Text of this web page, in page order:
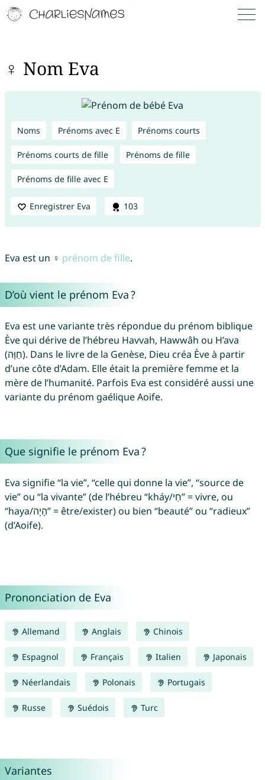
♀ Nom Eva
Noms Prénoms avec E Prénoms courts
Prénoms courts de fille Prénoms de fille
Prénoms de fille avec E
Enregistrer Eva 103
Eva est un ♀ prénom de fille.
D’où vient le prénom Eva ?
Eva est une variante très répondue du prénom biblique
Ève qui dérive de l’hébreu Havvah, Hawwâh ou H’ava
(חַוָּה). Dans le livre de la Genèse, Dieu créa Ève à partir
d’une côte d’Adam. Elle était la première femme et la
mère de l’humanité. Parfois Eva est considéré aussi une
variante du prénom gaélique Aoife.
Que signifie le prénom Eva ?
Eva signifie “la vie”, “celle qui donne la vie”, “source de
vie” ou “la vivante” (de l’hébreu “kháy/חַי” = vivre, ou
“haya/הָיָה” = être/exister) ou bien “beauté” ou “radieux”
(d’Aoife).
Prononciation de Eva
Allemand Anglais Chinois
Espagnol Français Italien Japonais
Néerlandais Polonais Portugais
Russe Suédois Turc
Variantes